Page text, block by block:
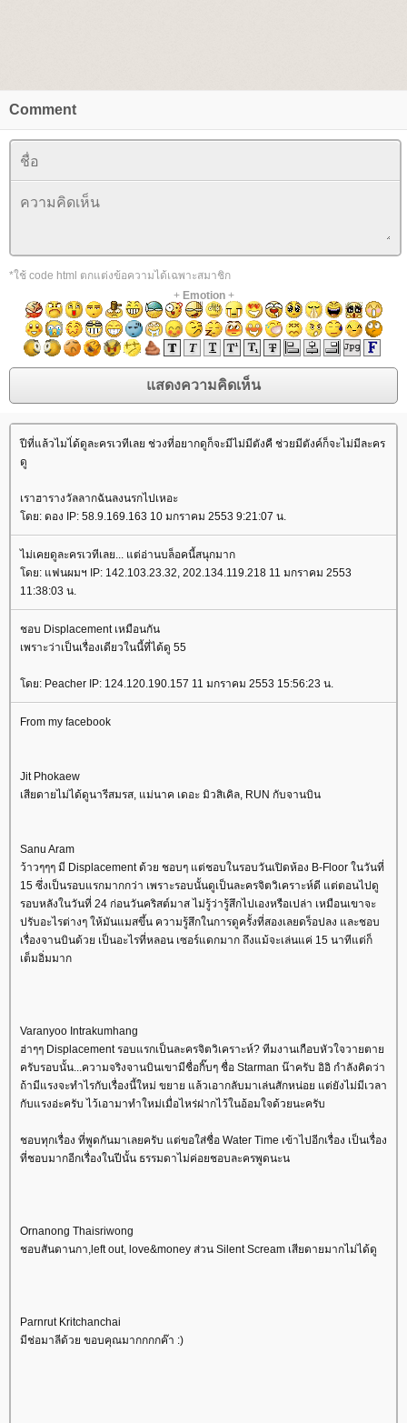
Comment
*ใช้ code html ตกแต่งข้อความได้เฉพาะสมาชิก
+ Emotion+
ปีที่แล้วไมไ่ด้ดูละครเวทีเลย ช่วงที่อยากดูก็จะมีไม่มีตังคื ช่วยมีตังค์ก็จะไม่มีละคร
ดู
เราฮารางวัลลากฉันลงนรกไปเหอะ
ดย: ดอง IP: 58.9.169.163 10 มกราคม 2553 9:21:07 น.
ไม่เคยดูละครเวทีเลย... แต่อ่านบล็อคนี้สนุกมาก
ดย: แฟนผมฯ IP: 142.103.23.32, 202.134.119.218 11 มกราคม 2553
11:38:03 น.
ชอบ Displacement เหมือนกัน
เพราะว่าเป็นเรื่องเดียวในนี้ที่ได้ดู 55
ดย: Peacher IP: 124.120.190.157 11 มกราคม 2553 15:56:23 น.
From my facebook
Jit Phokaew
เสียดายไม่ได้ดูนารีสมรส, แม่นาค เดอะ มิวสิเคิล, RUN กับจานบิน
Sanu Aram
ว้าวๆๆๆ มี Displacement ด้วย ชอบๆ แต่ชอบในรอบวันเปิดห้อง B-Floor ในวันที่
15 ซึ่งเป็นรอบแรกมากกว่า เพราะรอบนั้นดูเป็นละครจิตวิเคราะห์ดี แต่ตอนไปดู
รอบหลังในวันที่ 24 ก่อนวันคริสต์มาส ไม่รู้ว่ารู้สึกไปเองหรือเปล่า เหมือนเขาจะ
ปรับอะไรต่างๆ ให้มันแมสขึ้น ความรู้สึกในการดูครั้งที่สองเลยดร็อปลง และชอบ
เรื่องจานบินด้วย เป็นอะไรที่หลอน เซอร์แดกมาก ถึงแม้จะเล่นแค่ 15 นาทีแต่ก็
เต็มอิ่มมาก
Varanyoo Intrakumhang
ฮ่าๆๆ Displacement รอบแรกเป็นละครจิตวิเคราะห์? ทีมงานเกือบหัวใจวายตา
ครับรอบนั้น...ความจริงจานบินเขามีชื่อกิ๊บๆ ชื่อ Starman น๊าครับ อิอิ กำลังคิดว่า
ถ้ามีแรงจะทำไรกับเรื่องนี้ใหม่ ขยาย แล้วเอากลับมาเล่นสักหน่อย แต่ยังไม่มีเวลา
กับแรงอ่ะครับ ไว้เอามาทำใหม่เมื่อไหร่ฝากไว้ในอ้อมใจด้วยนะครับ
ชอบทุกเรื่อง ที่พูดกันมาเลยครับ แต่ขอใส่ชื่อ Water Time เข้าไปอีกเรื่อง เป็นเรื่อง
ที่ชอบมากอีกเรื่องในปีนั้น ธรรมดาไม่ค่อยชอบละครพูดนะน
Ornanong Thaisriwong
ชอบสันดานกา,left out, love&money ส่วน Silent Scream เสียดายมากไม่ได้ดู
Parnrut Kritchanchai
มีช่อมาลีด้วย ขอบคุณมากกกกค๊า :)